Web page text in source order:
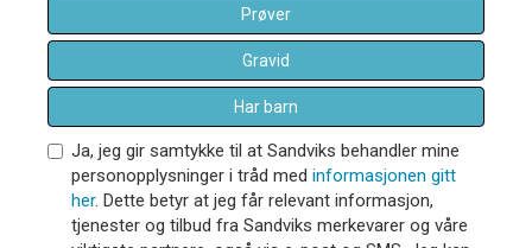
Prøver
Gravid
Har barn
Ja, jeg gir samtykke til at Sandviks behandler mine
personopplysninger i tråd med informasjonen gitt
her. Dette betyr at jeg får relevant informasjon,
tjenester og tilbud fra Sandviks merkevarer og våre